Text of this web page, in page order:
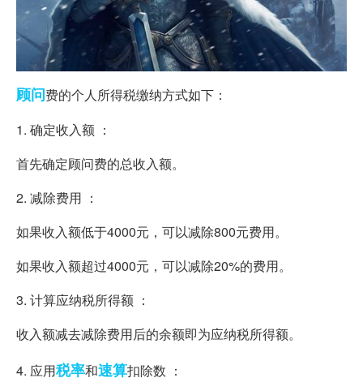
顾问费的个人所得税缴纳方式如下：
1. 确定收入额 ：
首先确定顾问费的总收入额。
2. 减除费用 ：
如果收入额低于4000元，可以减除800元费用。
如果收入额超过4000元，可以减除20%的费用。
3. 计算应纳税所得额 ：
收入额减去减除费用后的余额即为应纳税所得额。
4. 应用税率和速算扣除数 ：